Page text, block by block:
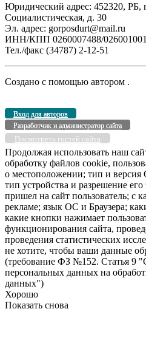
Юридический адрес: 452320, РБ,
Социалистическая, д. 30
Эл. адрес: gorposdurt@mail.ru
ИНН/КПП 0260007488/026001001
Тел./факс (34787) 2-12-51
Создано с помощью автором .
Вход для авторов
Разработчик и администратор сайта
Посмотреть гостей сайта
Продолжая использовать наш
обработку файлов cookie,
о местоположении; тип и версия
тип устройства и разрешение
пришел на сайт пользователь; с
рекламе; язык ОС и Браузера;
какие кнопки нажимает
функционирования сайта,
проведения статистических
не хотите, чтобы ваши данные
(требование ФЗ №152. Статья 9
персональных данных на
данных")
Хорошо
Показать снова